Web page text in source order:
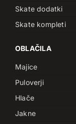
Skate dodatki
Skate kompleti
OBLAČILA
Majice
Puloverji
Hlače
Jakne